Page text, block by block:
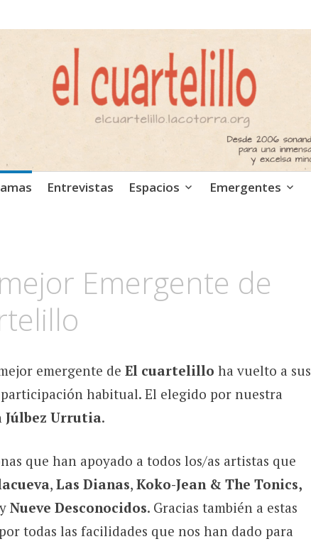
independiente. Podcast
Entrevistas Espacios Emergentes
Emergente de
emergente de El cuartelillo ha vuelto a sus
habitual. El elegido por nuestra
Júlbez Urrutia.
que han apoyado a todos los/as artistas que
, Las Dianas, Koko-Jean & The Tonics,
Nueve Desconocidos. Gracias también a estas
todas las facilidades que nos han dado para